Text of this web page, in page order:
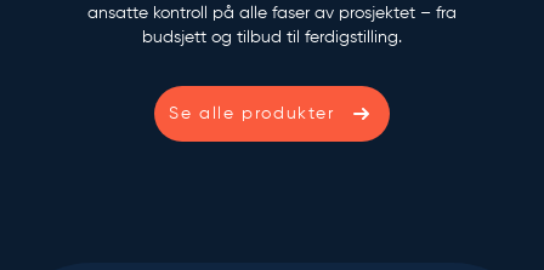
ansatte kontroll på alle faser av prosjektet – fra
budsjett og tilbud til ferdigstilling.
Se alle produkter